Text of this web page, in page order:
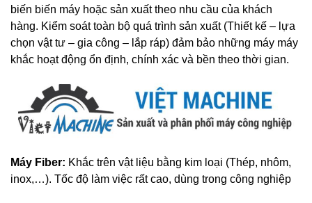
biến biến máy hoặc sản xuất theo nhu cầu của khách
hàng. Kiểm soát toàn bộ quá trình sản xuất (Thiết kế – lựa
chọn vật tư – gia công – lắp ráp) đảm bảo những máy máy
khắc hoạt động ổn định, chính xác và bền theo thời gian.
Máy Fiber: Khắc trên vật liệu bằng kim loại (Thép, nhôm,
inox,…). Tốc độ làm việc rất cao, dùng trong công nghiệp